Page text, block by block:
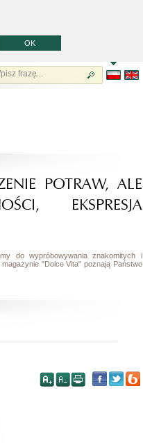
OK
POTRAW, ALE
EKSPRESJA
do wypróbowywania znakomitych i
"Dolce Vita" poznają Państwo